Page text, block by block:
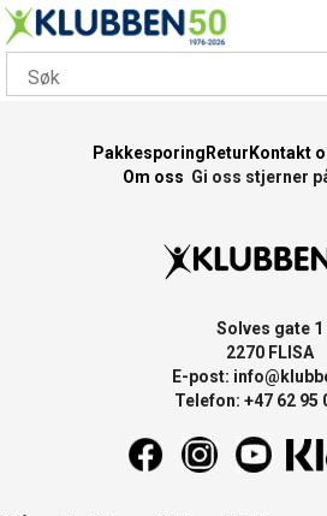
Klubben.no >TL>TL klær og merch
PakkesporingReturKontakt
Om oss Gi oss stjerner
Solves gate 1
2270 FLISA
E-post:
Telefon: +47 62 95